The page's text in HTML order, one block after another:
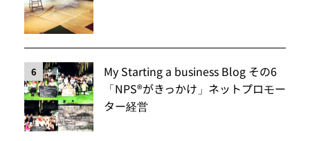
6
My Starting a business Blog その6
「NPS®️がきっかけ」ネットプロモー
ター経営